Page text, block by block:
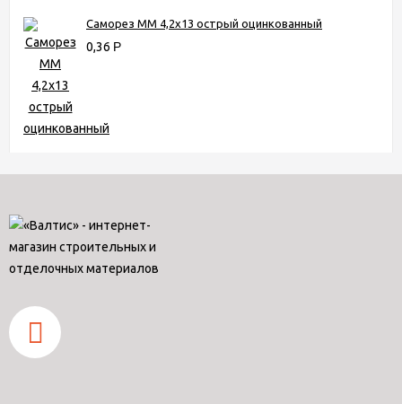
Саморез ММ 4,2х13 острый оцинкованный
0,36 Р